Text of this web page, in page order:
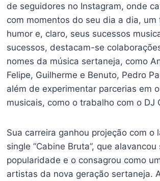
de seguidores no Instagram, onde
com momentos do seu dia a dia, um
humor e, claro, seus sucessos
sucessos, destacam-se
nomes da música sertaneja, como
Felipe, Guilherme e Benuto, Pedro
além de experimentar parcerias em
musicais, como o trabalho com o DJ
Sua carreira ganhou projeção com o
single “Cabine Bruta”, que alavancou
popularidade e o consagrou como
artistas da nova geração sertaneja.